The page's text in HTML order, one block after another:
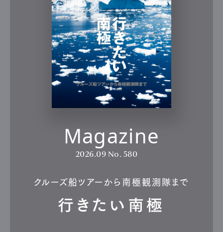
Magazine
2026.09 No. 580
クルーズ船ツアーから南極観測隊まで
行きたい南極